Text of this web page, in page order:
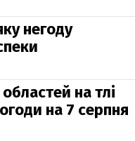
негоду
на тлі
на 7 серпня